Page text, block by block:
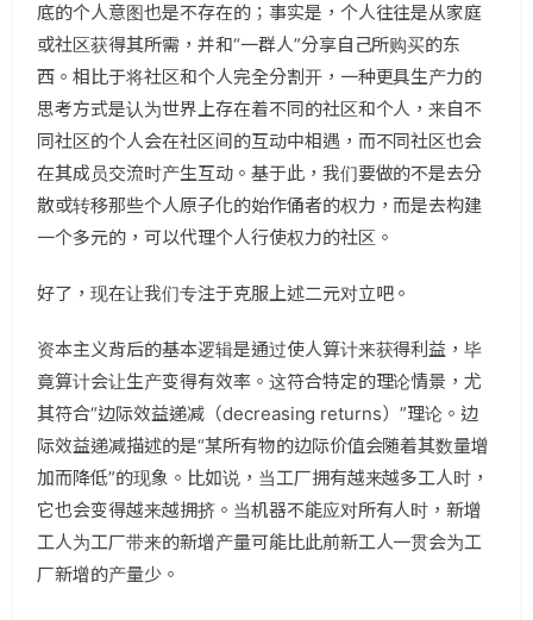
底的个人意图也是不存在的；事实是，个人往往是从家庭
或社区获得其所需，并和“一群人”分享自己所购买的东
西。相比于将社区和个人完全分割开，一种更具生产力的
思考方式是认为世界上存在着不同的社区和个人，来自不
同社区的个人会在社区间的互动中相遇，而不同社区也会
在其成员交流时产生互动。基于此，我们要做的不是去分
散或转移那些个人原子化的始作俑者的权力，而是去构建
一个多元的，可以代理个人行使权力的社区。
好了，现在让我们专注于克服上述二元对立吧。
资本主义背后的基本逻辑是通过使人算计来获得利益，毕
竟算计会让生产变得有效率。这符合特定的理论情景，尤
其符合“边际效益递减（decreasing returns）”理论。边
际效益递减描述的是“某所有物的边际价值会随着其数量增
加而降低”的现象。比如说，当工厂拥有越来越多工人时，
它也会变得越来越拥挤。当机器不能应对所有人时，新增
工人为工厂带来的新增产量可能比此前新工人一贯会为工
厂新增的产量少。